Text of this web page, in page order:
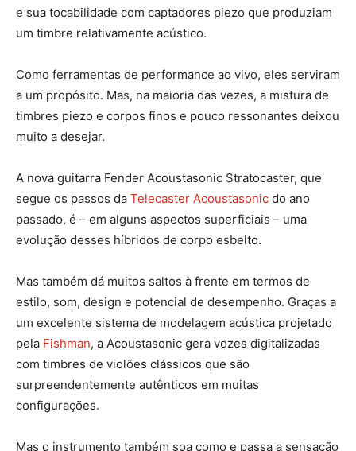
e sua tocabilidade com captadores piezo que produziam
um timbre relativamente acústico.
Como ferramentas de performance ao vivo, eles serviram
a um propósito. Mas, na maioria das vezes, a mistura de
timbres piezo e corpos finos e pouco ressonantes deixou
muito a desejar.
A nova guitarra Fender Acoustasonic Stratocaster, que
segue os passos da Telecaster Acoustasonic do ano
passado, é – em alguns aspectos superficiais – uma
evolução desses híbridos de corpo esbelto.
Mas também dá muitos saltos à frente em termos de
estilo, som, design e potencial de desempenho. Graças a
um excelente sistema de modelagem acústica projetado
pela Fishman, a Acoustasonic gera vozes digitalizadas
com timbres de violões clássicos que são
surpreendentemente autênticos em muitas
configurações.
Mas o instrumento também soa como e passa a sensação